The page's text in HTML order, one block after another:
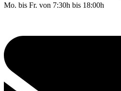
Mo. bis Fr. von 7:30h bis 18:00h